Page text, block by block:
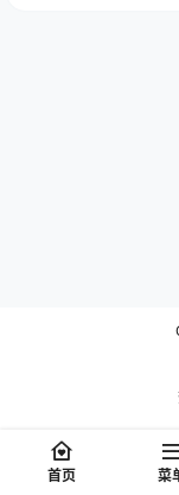
首页 菜